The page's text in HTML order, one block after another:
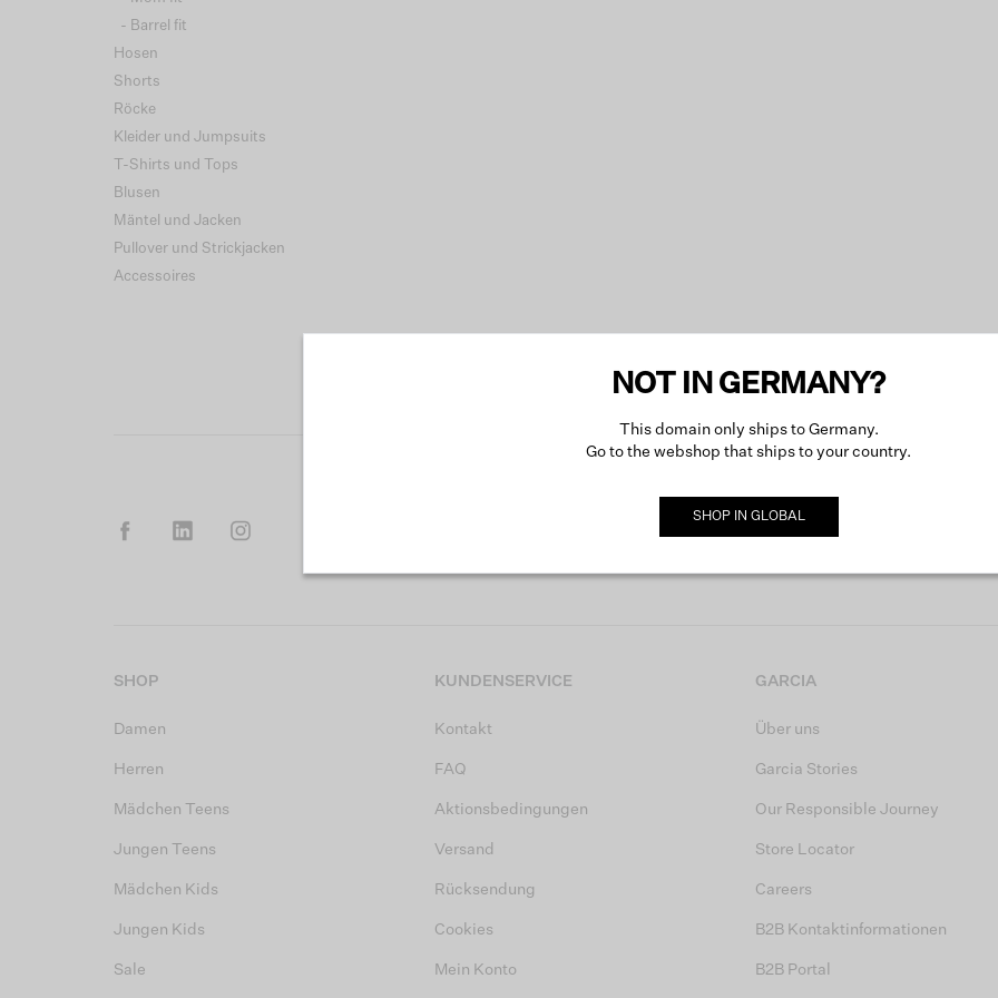
- Barrel fit
Hosen
Shorts
Röcke
Kleider und Jumpsuits
T-Shirts und Tops
Blusen
Mäntel und Jacken
Pullover und Strickjacken
Accessoires
SHOP
Damen
Herren
Mädchen Teens
Jungen Teens
Mädchen Kids
Jungen Kids
Sale
KUNDENSERVICE
Kontakt
FAQ
Aktionsbedingungen
Versand
Rücksendung
Cookies
Mein Konto
GARCIA
Über uns
Garcia Stories
Our Responsible Journey
Store Locator
Careers
B2B Kontaktinformationen
B2B Portal
NOT IN GERMANY?
This domain only ships to Germany.
Go to the webshop that ships to your country.
SHOP IN GLOBAL